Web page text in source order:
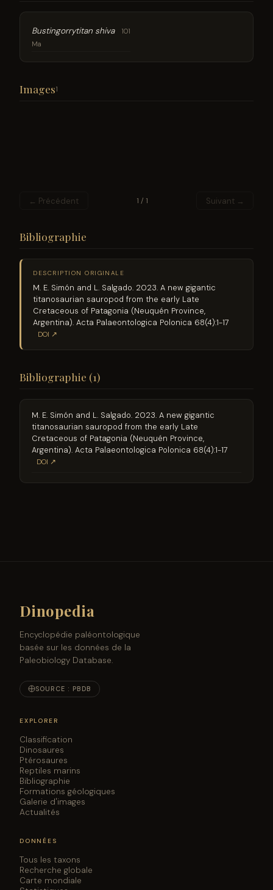
Bustingorrytitan shiva
101
Ma
Images1
← Précédent 1 / 1 Suivant →
Bibliographie
DESCRIPTION ORIGINALE
M. E. Simón and L. Salgado. 2023. A new gigantic
titanosaurian sauropod from the early Late
Cretaceous of Patagonia (Neuquén Province,
Argentina). Acta Palaeontologica Polonica 68(4):1-17
DOI ↗
Bibliographie (1)
M. E. Simón and L. Salgado. 2023. A new gigantic
titanosaurian sauropod from the early Late
Cretaceous of Patagonia (Neuquén Province,
Argentina). Acta Palaeontologica Polonica 68(4):1-17
DOI ↗
Dinopedia
Encyclopédie paléontologique
basée sur les données de la
Paleobiology Database.
SOURCE : PBDB
EXPLORER
Classification
Dinosaures
Ptérosaures
Reptiles marins
Bibliographie
Formations géologiques
Galerie d'images
Actualités
DONNÉES
Tous les taxons
Recherche globale
Carte mondiale